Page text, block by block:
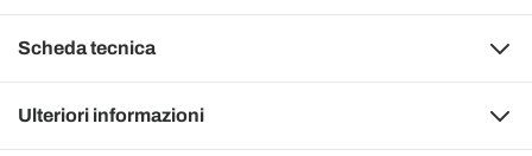
Scheda tecnica
Ulteriori informazioni